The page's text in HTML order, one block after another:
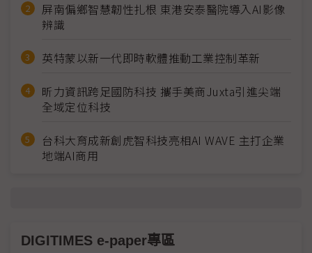
屏南偏鄉智慧韌性扎根 東港安泰醫院導入AI影像
辨識
英特蒙以新一代即時軟體推動工業控制革新
昕力資訊跨足國防科技 攜手美商Juxta引進尖端
全域定位科技
台科大育成新創虎智科技亮相AI WAVE 主打企業
地端AI商用
DIGITIMES e-paper專區